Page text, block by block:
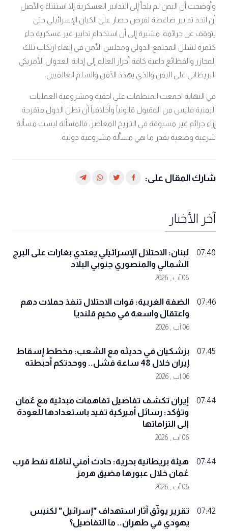
وأوضحت أن اليمن لم يلجأ إلى التدابير العسكرية إلا استثناءً والأصل
أن اتخذ تدابير ضاغطة لفرض حصار على الكيان الإسرائيلي حتى
يتوقف عن جرائمه. مشيرة إلى أن استخدام تدابير غير عسكرية جاء
كثمرة لشلل المجتمع الدولي ومجلس الأمن في إنهاء ارتكاب تلك
المجازر والفظائع داعية كافة أحرار العالم إلى إدانة العدوان الأمريكي
البريطاني على اليمن والذي يهدد الأمن والسلم العالميين.
في النهاية اجمعت المنظمات على احقية ومشروعية العمليات
اليمنية فليس من المقبول قانونياً وأخلاقياً أن تظل الدول متفرجة
إزاء جرائم غير مسبوقة في التاريخ المعاصر، فالمسألة ليست مسألة
شرعية وضعية بقدر ما هي مسألة مشروعية دولية.
شارك المقال على:
آخر الأخبار
07:48
لبنان: الاحتلال الإسرائيلي يعتدي بغارات على البرج
الشمالي والمنصوري جنوبي البلاد
06 آب , 2026
07:46
الضفة الغربية: قوات الاحتلال تنفذ حملات دهم
واعتقال واسعة في مخيم قلنديا
06 آب , 2026
07:45
بزشكيان في حديثه مع الشعب: مخطط إسقاط
إيران خلال 48 ساعة فشل.. ووحدتكم أحبطته
06 آب , 2026
07:44
إيران تكشف تفاصيل تفاهمات مبدئية مع عُمان
وتؤكد: رسائل أميركية تفيد باستعدادها للعودة
إلى التزاماتها
06 آب , 2026
07:44
هيئة بريطانية بحرية: حادث أمني لناقلة نفط قرب
عُمان خلال عبورها مضيق هرمز
06 آب , 2026
07:42
تقرير يوثّق آثار استهداف "إسرائيل" لكنيس
يهودي في طهران.. ما التفاصيل؟